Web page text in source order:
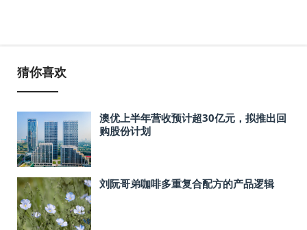
猜你喜欢
澳优上半年营收预计超30亿元，拟推出回
购股份计划
刘阮哥弟咖啡多重复合配方的产品逻辑